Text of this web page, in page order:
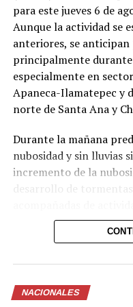
Comparte esto:
Facebook
para este jueves 6 de
Aunque la actividad se
anteriores, se
principalmente
especialmente en
Apaneca-Ilamatepec y
norte de Santa Ana y
Durante la mañana
nubosidad y sin lluvias
incremento de la
desarrollo de
Para la noche, el cielo
parcialmente nublado
Las autoridades
atenta a las
NACIONALES